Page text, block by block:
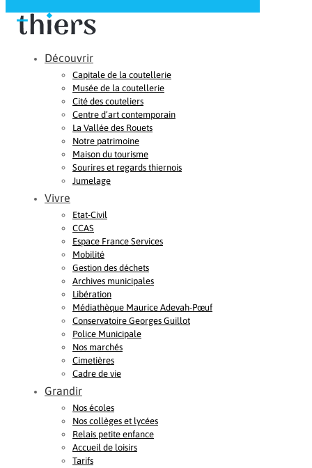
Découvrir
Capitale de la coutellerie
Musée de la coutellerie
Cité des couteliers
Centre d’art contemporain
La Vallée des Rouets
Notre patrimoine
Maison du tourisme
Sourires et regards thiernois
Jumelage
Vivre
Etat-Civil
CCAS
Espace France Services
Mobilité
Gestion des déchets
Archives municipales
Libération
Médiathèque Maurice Adevah-Pœuf
Conservatoire Georges Guillot
Police Municipale
Nos marchés
Cimetières
Cadre de vie
Grandir
Nos écoles
Nos collèges et lycées
Relais petite enfance
Accueil de loisirs
Tarifs